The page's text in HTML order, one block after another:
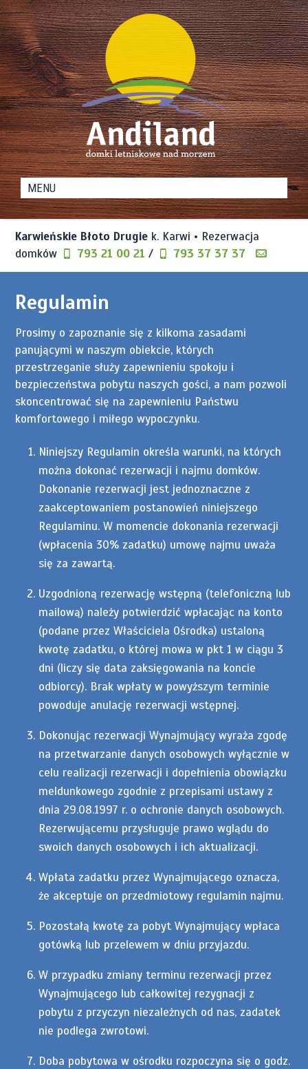
Andiland
Domki
Letniskowe
nad
Morzem
Karwieńskie Błoto Drugie k. Karwi • Rezerwacja
domków
793 21 00 21 / 793 37 37 37
Regulamin
Prosimy o zapoznanie się z kilkoma zasadami
panującymi w naszym obiekcie, których
przestrzeganie służy zapewnieniu spokoju i
bezpieczeństwa pobytu naszych gości, a nam pozwoli
skoncentrować się na zapewnieniu Państwu
komfortowego i miłego wypoczynku.
Niniejszy Regulamin określa warunki, na których
można dokonać rezerwacji i najmu domków.
Dokonanie rezerwacji jest jednoznaczne z
zaakceptowaniem postanowień niniejszego
Regulaminu. W momencie dokonania rezerwacji
(wpłacenia 30% zadatku) umowę najmu uważa
się za zawartą.
Uzgodnioną rezerwację wstępną (telefoniczną lub
mailową) należy potwierdzić wpłacając na konto
(podane przez Właściciela Ośrodka) ustaloną
kwotę zadatku, o której mowa w pkt 1 w ciągu 3
dni (liczy się data zaksięgowania na koncie
odbiorcy). Brak wpłaty w powyższym terminie
powoduje anulację rezerwacji wstępnej.
Dokonując rezerwacji Wynajmujący wyraża zgodę
na przetwarzanie danych osobowych wyłącznie w
celu realizacji rezerwacji i dopełnienia obowiązku
meldunkowego zgodnie z przepisami ustawy z
dnia 29.08.1997 r. o ochronie danych osobowych.
Rezerwującemu przysługuje prawo wglądu do
swoich danych osobowych i ich aktualizacji.
Wpłata zadatku przez Wynajmującego oznacza,
że akceptuje on przedmiotowy regulamin najmu.
Pozostałą kwotę za pobyt Wynajmujący wpłaca
gotówką lub przelewem w dniu przyjazdu.
W przypadku zmiany terminu rezerwacji przez
Wynajmującego lub całkowitej rezygnacji z
pobytu z przyczyn niezależnych od nas, zadatek
nie podlega zwrotowi.
Doba pobytowa w ośrodku rozpoczyna się o godz.